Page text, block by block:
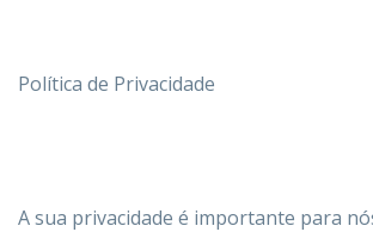
Política de Privacidade
A sua privacidade é importante para